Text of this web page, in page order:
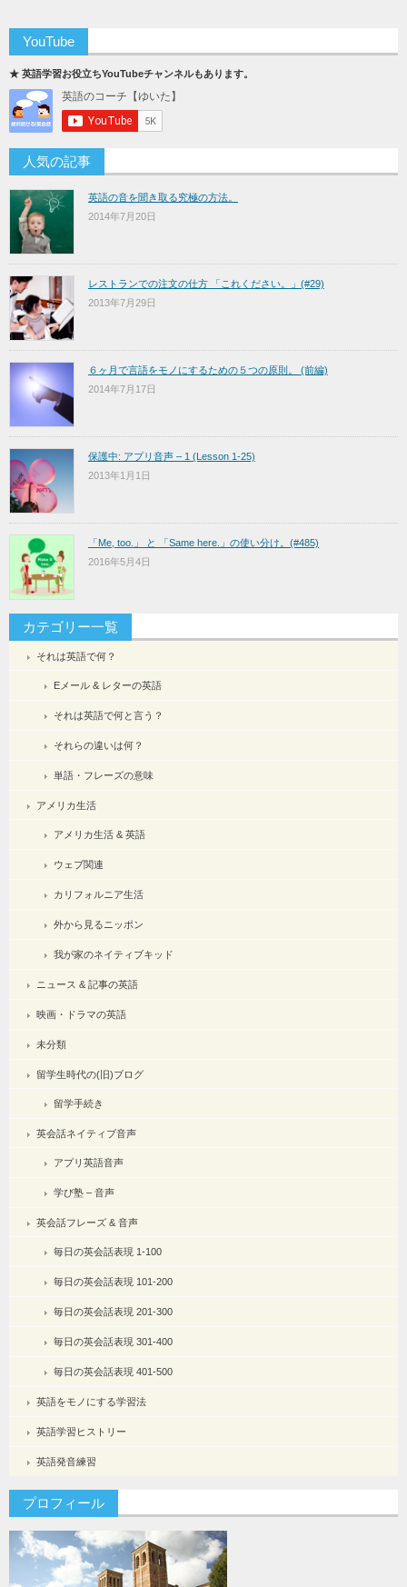
YouTube
★ 英語学習お役立ちYouTubeチャンネルもあります。
人気の記事
英語の音を聞き取る究極の方法。
2014年7月20日
レストランでの注文の仕方 「これください。」(#29)
2013年7月29日
６ヶ月で言語をモノにするための５つの原則。 (前編)
2014年7月17日
保護中: アプリ音声 – 1 (Lesson 1-25)
2013年1月1日
「Me, too.」 と 「Same here.」の使い分け。(#485)
2016年5月4日
カテゴリー一覧
それは英語で何？
Eメール & レターの英語
それは英語で何と言う？
それらの違いは何？
単語・フレーズの意味
アメリカ生活
アメリカ生活 & 英語
ウェブ関連
カリフォルニア生活
外から見るニッポン
我が家のネイティブキッド
ニュース & 記事の英語
映画・ドラマの英語
未分類
留学生時代の(旧)ブログ
留学手続き
英会話ネイティブ音声
アプリ英語音声
学び塾 – 音声
英会話フレーズ & 音声
毎日の英会話表現 1-100
毎日の英会話表現 101-200
毎日の英会話表現 201-300
毎日の英会話表現 301-400
毎日の英会話表現 401-500
英語をモノにする学習法
英語学習ヒストリー
英語発音練習
プロフィール